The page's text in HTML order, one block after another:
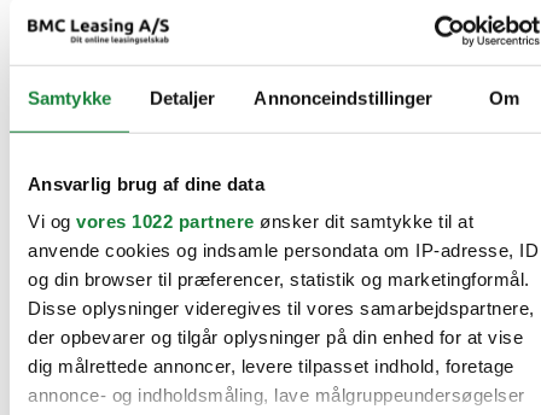
Samtykke Detaljer Annonceindstillinger Om
Ansvarlig brug af dine data
Vi og vores 1022 partnere ønsker dit samtykke til at
anvende cookies og indsamle persondata om IP-adresse, ID
og din browser til præferencer, statistik og marketingformål.
Disse oplysninger videregives til vores samarbejdspartnere,
der opbevarer og tilgår oplysninger på din enhed for at vise
dig målrettede annoncer, levere tilpasset indhold, foretage
annonce- og indholdsmåling, lave målgruppeundersøgelser